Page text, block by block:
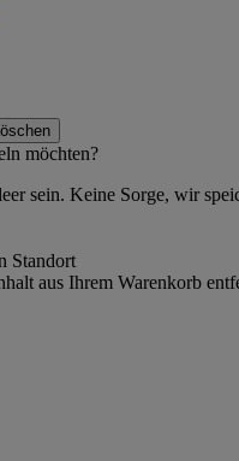
möchten?
sein. Keine Sorge, wir
Standort
aus Ihrem Warenkorb